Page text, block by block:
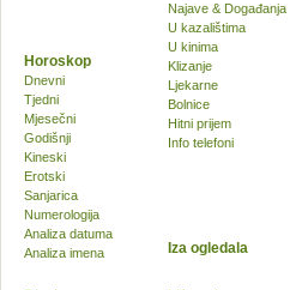
Najave & Događanja
U kazalištima
U kinima
Klizanje
Ljekarne
Bolnice
Hitni prijem
Info telefoni
Horoskop
Dnevni
Tjedni
Mjesečni
Godišnji
Kineski
Erotski
Sanjarica
Numerologija
Analiza datuma
Analiza imena
Iza ogledala